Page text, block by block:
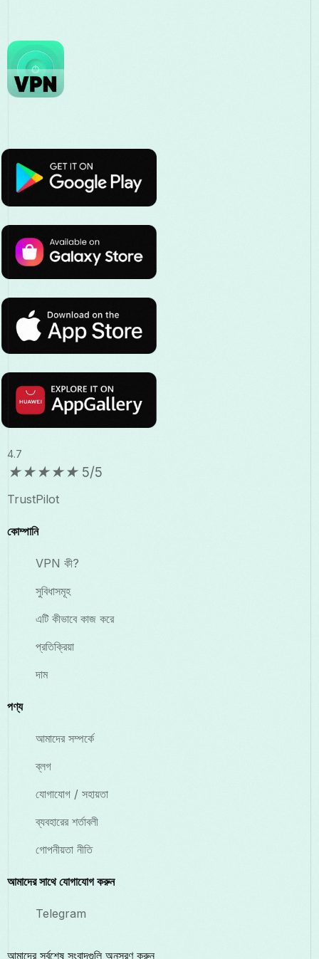
4.7
★★★★★ 5/5
TrustPilot
কোম্পানি
VPN কী?
সুবিধাসমূহ
এটি কীভাবে কাজ করে
প্রতিক্রিয়া
দাম
পণ্য
আমাদের সম্পর্কে
ব্লগ
যোগাযোগ / সহায়তা
ব্যবহারের শর্তাবলী
গোপনীয়তা নীতি
আমাদের সাথে যোগাযোগ করুন
Telegram
আমাদের সর্বশেষ সংবাদগুলি অনুসরণ করুন